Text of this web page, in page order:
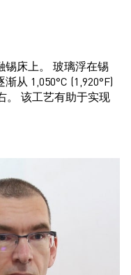
锡床上。 玻璃浮在锡
从 1,050°C (1,920°F)
。 该工艺有助于实现